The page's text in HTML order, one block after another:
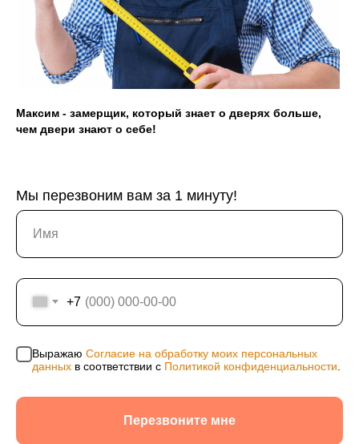
Максим - замерщик, который знает о дверях больше,
чем двери знают о себе!
Мы перезвоним вам за 1 минуту!
+7
Выражаю Согласие на обработку моих персональных
данных в соответствии с Политикой конфиденциальности
Перезвоните мне
Политика конфиденциальности
Согласие на обработку персональных данных
г. Красноярск
ул. Мартынова, 30
офертой, носит исключительно информационный
компании. Изображения товаров на фотографиях,
представленных в каталоге на сайте, могут